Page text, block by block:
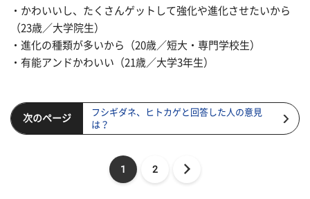
・かわいいし、たくさんゲットして強化や進化させたいから
（23歳／大学院生）
・進化の種類が多いから（20歳／短大・専門学校生）
・有能アンドかわいい（21歳／大学3年生）
次のページ
フシギダネ、ヒトカゲと回答した人の意見
は？
1 2